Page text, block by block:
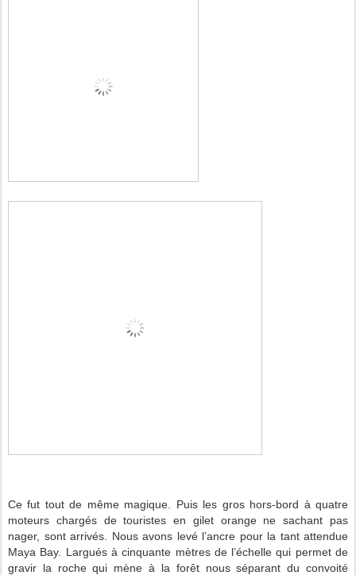
Ce fut tout de même magique. Puis les gros hors-bord à quatre
moteurs chargés de touristes en gilet orange ne sachant pas
nager, sont arrivés. Nous avons levé l’ancre pour la tant attendue
Maya Bay. Largués à cinquante mètres de l’échelle qui permet de
gravir la roche qui mène à la forêt nous séparant du convoité